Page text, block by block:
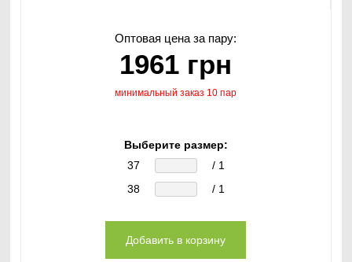
Оптовая цена за пару:
1961 грн
минимальный заказ 10 пар
Выберите размер:
37
/ 1
38
/ 1